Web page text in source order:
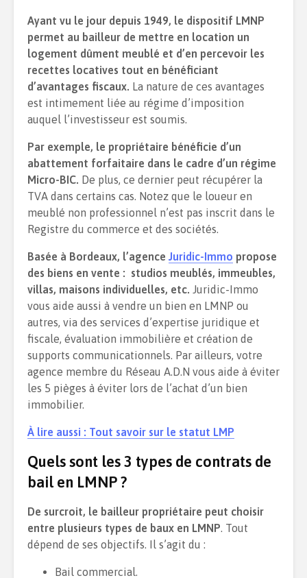
Ayant vu le jour depuis 1949, le dispositif LMNP
permet au bailleur de mettre en location un
logement dûment meublé et d’en percevoir les
recettes locatives tout en bénéficiant
d’avantages fiscaux. La nature de ces avantages
est intimement liée au régime d’imposition
auquel l’investisseur est soumis.
Par exemple, le propriétaire bénéficie d’un
abattement forfaitaire dans le cadre d’un régime
Micro-BIC. De plus, ce dernier peut récupérer la
TVA dans certains cas. Notez que le loueur en
meublé non professionnel n’est pas inscrit dans le
Registre du commerce et des sociétés.
Basée à Bordeaux, l’agence Juridic-Immo propose
des biens en vente : studios meublés, immeubles,
villas, maisons individuelles, etc. Juridic-Immo
vous aide aussi à vendre un bien en LMNP ou
autres, via des services d’expertise juridique et
fiscale, évaluation immobilière et création de
supports communicationnels. Par ailleurs, votre
agence membre du Réseau A.D.N vous aide à éviter
les 5 pièges à éviter lors de l’achat d’un bien
immobilier.
À lire aussi : Tout savoir sur le statut LMP
Quels sont les 3 types de contrats de
bail en LMNP ?
De surcroit, le bailleur propriétaire peut choisir
entre plusieurs types de baux en LMNP. Tout
dépend de ses objectifs. Il s’agit du :
Bail commercial.